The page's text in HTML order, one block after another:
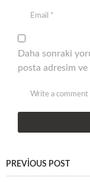
Daha sonraki
posta adresim ve
PREVIOUS POST